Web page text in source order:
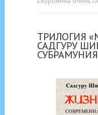
ТРИЛОГИЯ
САДГУРУ